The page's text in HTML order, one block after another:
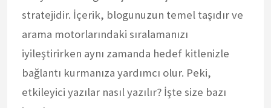
stratejidir. İçerik, blogunuzun temel taşıdır ve
arama motorlarındaki sıralamanızı
iyileştirirken aynı zamanda hedef kitlenizle
bağlantı kurmanıza yardımcı olur. Peki,
etkileyici yazılar nasıl yazılır? İşte size bazı